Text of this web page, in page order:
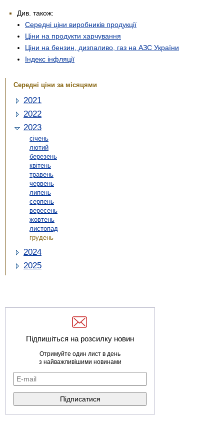
Див. також:
Середні ціни виробників продукції
Ціни на продукти харчування
Ціни на бензин, дизпаливо, газ на АЗС України
Індекс інфляції
Середні ціни за місяцями
2021
2022
2023
січень
лютий
березень
квітень
травень
червень
липень
серпень
вересень
жовтень
листопад
грудень
2024
2025
Підпишіться на розсилку новин
Отримуйте один лист в день
з найважливішими новинами